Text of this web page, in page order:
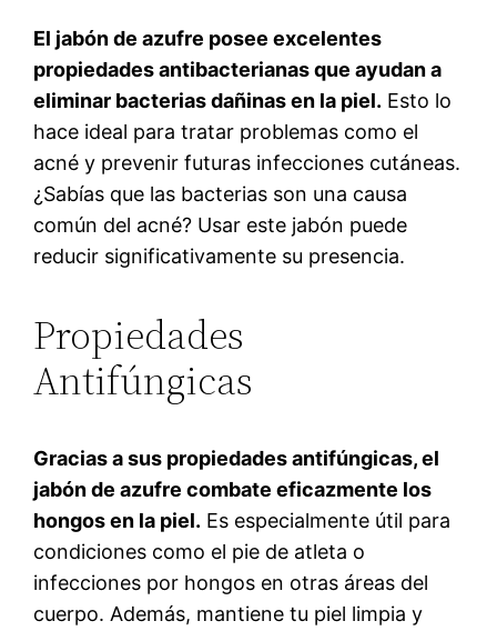
El jabón de azufre posee excelentes
propiedades antibacterianas que ayudan a
eliminar bacterias dañinas en la piel. Esto lo
hace ideal para tratar problemas como el
acné y prevenir futuras infecciones cutáneas.
¿Sabías que las bacterias son una causa
común del acné? Usar este jabón puede
reducir significativamente su presencia.
Propiedades
Antifúngicas
Gracias a sus propiedades antifúngicas, el
jabón de azufre combate eficazmente los
hongos en la piel. Es especialmente útil para
condiciones como el pie de atleta o
infecciones por hongos en otras áreas del
cuerpo. Además, mantiene tu piel limpia y